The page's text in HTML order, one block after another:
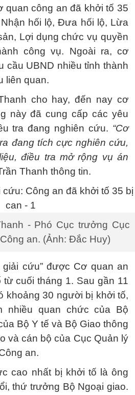
quan công an đã khởi tố 35
hối lộ, Đưa hối lộ, Lừa
Lợi dụng chức vụ quyền
công vụ. Ngoài ra, cơ
cầu UBND nhiều tỉnh thành
liên quan.
cho hay, đến nay cơ
này đã cung cấp các yêu
tra đang nghiên cứu. “Cơ
đang tích cực nghiên cứu,
điều tra mở rộng vụ án
Thanh thông tin.
- Phó Cục trưởng Cục
an. (Ảnh: Đắc Huy)
giải cứu” được Cơ quan an
từ cuối tháng 1. Sau gần 11
khoảng 30 người bị khởi tố,
nhiều quan chức của Bộ
Bộ Y tế và Bộ Giao thông
và cán bộ của Cục Quản lý
an.
cao nhất bị khởi tố là ông
thứ trưởng Bộ Ngoại giao.